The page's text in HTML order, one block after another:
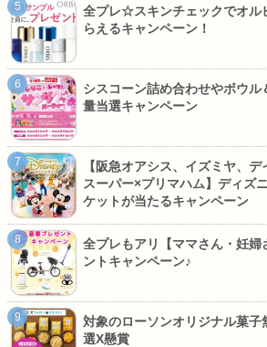
全プレ☆スキンチェックでオル
らえるキャンペーン！
シスコーン詰め合わせやボウ
量当選キャンペーン
【阪急オアシス、イズミヤ、
スーパー×プリマハム】ディズ
ケットが当たるキャンペーン
全プレもアリ【ママさん・妊婦
ントキャンペーン♪
対象のローソンオリジナル菓子
選X懸賞